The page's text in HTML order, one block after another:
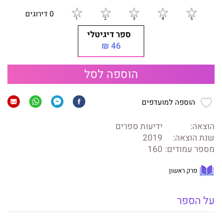
0 דירוגים
ספר דיגיטלי
46 ₪
הוספה לסל
הוספה למועדפים
הוצאה:
ידיעות ספרים
שנת הוצאה:
2019
מספר עמודים: 160
פרק ראשון
על הספר